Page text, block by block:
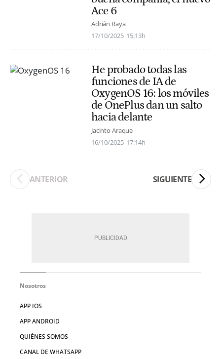
Ace 6
Adrián Raya
17/10/2025 15:13h
He probado todas las
funciones de IA de
OxygenOS 16: los móviles
de OnePlus dan un salto
hacia delante
Jacinto Araque
16/10/2025 17:14h
ANTERIOR SIGUIENTE
Nosotros
APP IOS
APP ANDROID
QUIÉNES SOMOS
CANAL DE WHATSAPP